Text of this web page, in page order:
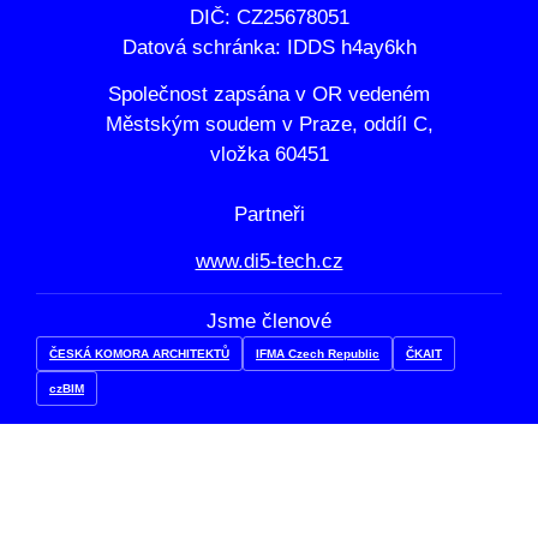
DIČ: CZ25678051
Datová schránka: IDDS h4ay6kh
Společnost zapsána v OR vedeném
Městským soudem v Praze, oddíl C,
vložka 60451
Partneři
www.di5-tech.cz
Jsme členové
ČESKÁ KOMORA ARCHITEKTŮ IFMA Czech Republic ČKAIT
czBIM